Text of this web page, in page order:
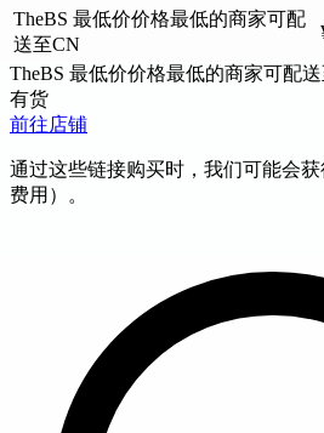
TheBS 最低价价格最低的商家可配
送至CN
TheBS 最低价价格最低的商家可配
有货
前往店铺
通过这些链接购买时，我们可能会
费用）。